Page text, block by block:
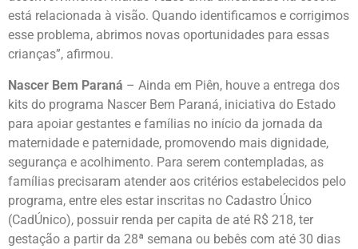
está relacionada à visão. Quando identificamos e corrigimos
esse problema, abrimos novas oportunidades para essas
crianças”, afirmou.
Nascer Bem Paraná – Ainda em Piên, houve a entrega dos
kits do programa Nascer Bem Paraná, iniciativa do Estado
para apoiar gestantes e famílias no início da jornada da
maternidade e paternidade, promovendo mais dignidade,
segurança e acolhimento. Para serem contempladas, as
famílias precisaram atender aos critérios estabelecidos pelo
programa, entre eles estar inscritas no Cadastro Único
(CadÚnico), possuir renda per capita de até R$ 218, ter
gestação a partir da 28ª semana ou bebês com até 30 dias